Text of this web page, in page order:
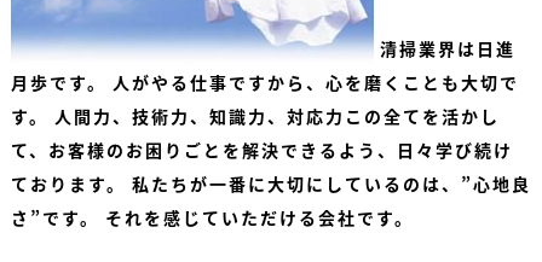
清掃業界は日進
月歩です。 人がやる仕事ですから、心を磨くことも大切で
す。 人間力、技術力、知識力、対応力この全てを活かし
て、お客様のお困りごとを解決できるよう、日々学び続け
ております。 私たちが一番に大切にしているのは、”心地良
さ”です。 それを感じていただける会社です。